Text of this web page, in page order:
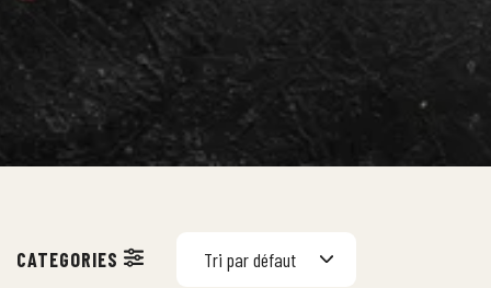
Tri par défaut